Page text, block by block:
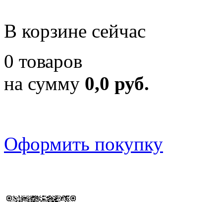
В корзине сейчас
0 товаров
на сумму 0,0 руб.
Оформить покупку